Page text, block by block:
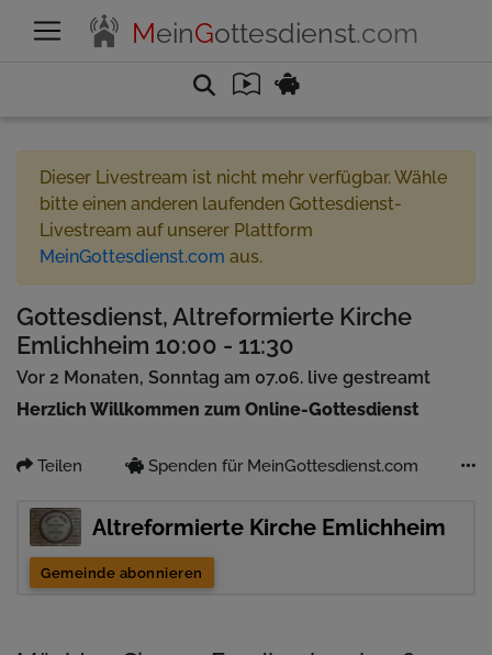
MeinGottesdienst.com
Dieser Livestream ist nicht mehr verfügbar. Wähle
bitte einen anderen laufenden Gottesdienst-
Livestream auf unserer Plattform
MeinGottesdienst.com aus.
Gottesdienst, Altreformierte Kirche
Emlichheim 10:00 - 11:30
Vor 2 Monaten, Sonntag am 07.06. live gestreamt
Herzlich Willkommen zum Online-Gottesdienst
Teilen Spenden für MeinGottesdienst.com
Altreformierte Kirche Emlichheim
Gemeinde abonnieren